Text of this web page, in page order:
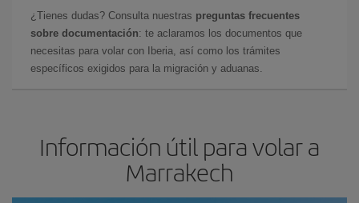
¿Tienes dudas? Consulta nuestras preguntas frecuentes
sobre documentación: te aclaramos los documentos que
necesitas para volar con Iberia, así como los trámites
específicos exigidos para la migración y aduanas.
Información útil para volar a
Marrakech